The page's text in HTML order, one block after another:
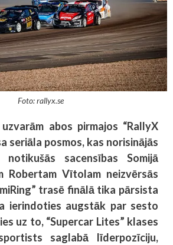
Foto: rallyx.se
abos pirmajos “RallyX
seriāla posmos, kas norisinājās
notikušās sacensības Somijā
Robertam Vītolam neizvērsās
trasē finālā tika pārsista
ierindoties augstāk par sesto
uz to, “Supercar Lites” klases
saglabā līderpozīciju,